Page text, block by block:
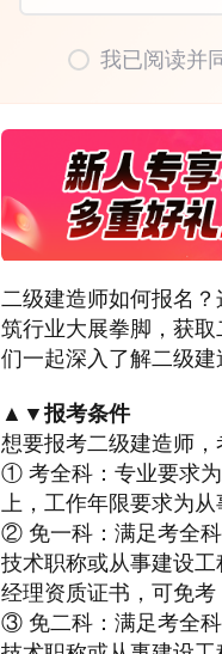
我已阅读并
二级建造师如何报名
筑行业大展拳脚，获
们一起深入了解二级建
▲▼报考条件
想要报考二级建造师，
① 考全科：专业要求
上，工作年限要求为从
② 免一科：满足考全
技术职称或从事建设
经理资质证书，可免考
③ 免二科：满足考全